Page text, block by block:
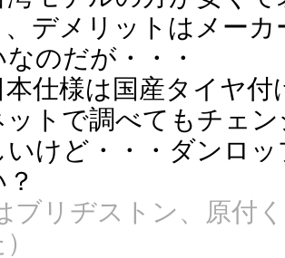
、デメリットはメー
のだが・・・
仕様は国産タイヤ付
ットで調べてもチェ
いけど・・・ダンロ
はブリヂストン、原付